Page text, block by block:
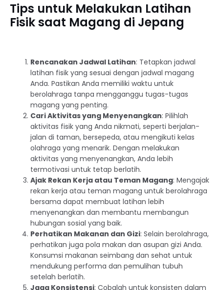
Tips untuk Melakukan Latihan
Fisik saat Magang di Jepang
Rencanakan Jadwal Latihan: Tetapkan jadwal
latihan fisik yang sesuai dengan jadwal magang
Anda. Pastikan Anda memiliki waktu untuk
berolahraga tanpa mengganggu tugas-tugas
magang yang penting.
Cari Aktivitas yang Menyenangkan: Pilihlah
aktivitas fisik yang Anda nikmati, seperti berjalan-
jalan di taman, bersepeda, atau mengikuti kelas
olahraga yang menarik. Dengan melakukan
aktivitas yang menyenangkan, Anda lebih
termotivasi untuk tetap berlatih.
Ajak Rekan Kerja atau Teman Magang: Mengajak
rekan kerja atau teman magang untuk berolahraga
bersama dapat membuat latihan lebih
menyenangkan dan membantu membangun
hubungan sosial yang baik.
Perhatikan Makanan dan Gizi: Selain berolahraga,
perhatikan juga pola makan dan asupan gizi Anda.
Konsumsi makanan seimbang dan sehat untuk
mendukung performa dan pemulihan tubuh
setelah berlatih.
Jaga Konsistensi: Cobalah untuk konsisten dalam